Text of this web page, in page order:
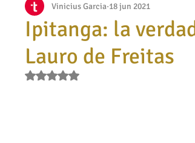
Ipitanga: la
Lauro de Freitas
Vinicius Garcia 18 jun 2021
Obtuvo NaN de 5 estrellas.